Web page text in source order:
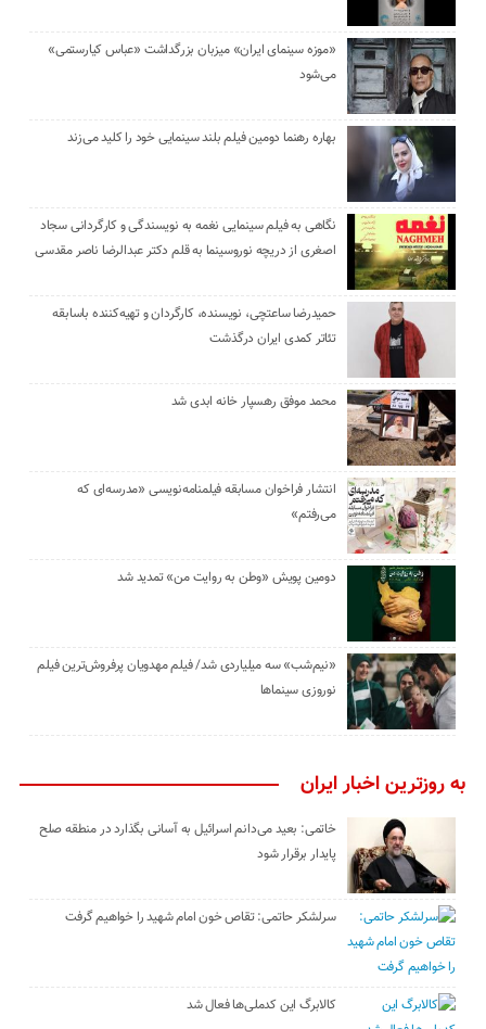
«موزه سینمای ایران» میزبان بزرگداشت «عباس کیارستمی»
می‌شود
بهاره رهنما دومین فیلم بلند سینمایی خود را کلید می‌زند
نگاهی به فیلم سینمایی نغمه به نویسندگی و کارگردانی سجاد
اصغری از دریچه نوروسینما به قلم دکتر عبدالرضا ناصر مقدسی
حمیدرضا ساعتچی، نویسنده، کارگردان و تهیه‌کننده باسابقه
تئاتر کمدی ایران درگذشت
محمد موفق رهسپار خانه ابدی شد
انتشار فراخوان مسابقه فیلمنامه‌نویسی «مدرسه‌ای که
می‌رفتم»
دومین پویش «وطن به روایت من» تمدید شد
«نیم‌شب» سه میلیاردی شد/ فیلم مهدویان پرفروش‌ترین فیلم
نوروزی سینماها
به روزترین اخبار ایران
خاتمی: بعید می‌دانم اسرائیل به آسانی بگذارد در منطقه صلح
پایدار برقرار شود
سرلشکر حاتمی: تقاص خون امام شهید را خواهیم گرفت
کالابرگ این کدملی‌ها فعال شد